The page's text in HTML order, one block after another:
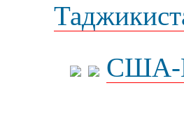
США-